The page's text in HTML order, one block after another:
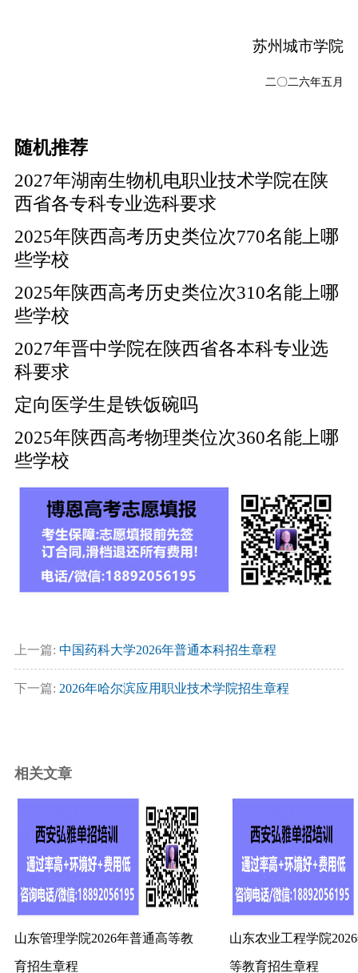
苏州城市学院
二〇二六年五 月
随机推荐
2027年湖南生物机电职业技术学院在陕
西省各专科专业选科要求
2025年陕西高考历史类位次770名能上哪
些学校
2025年陕西高考历史类位次310名能上哪
些学校
2027年晋中学院在陕西省各本科专业选
科要求
定向医学生是铁饭碗吗
2025年陕西高考物理类位次360名能上哪
些学校
上一篇: 中国药科大学2026年普通本科招生章程
下一篇: 2026年哈尔滨应用职业技术学院招生章程
相关文章
山东管理学院2026年普通高等教
育招生章程
山东农业工程学院
等教育招生章程